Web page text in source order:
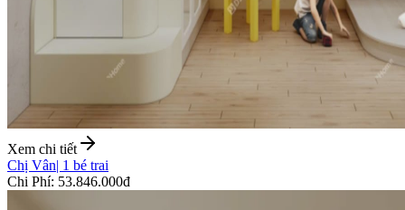
Xem chi tiết
Chị Vân| 1 bé trai
Chi Phí: 53.846.000đ